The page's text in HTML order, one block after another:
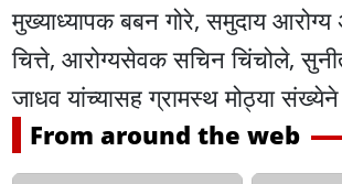
मुख्याध्यापक बबन गोरे, समुदाय
चित्ते, आरोग्यसेवक सचिन चिंचोले,
जाधव यांच्यासह ग्रामस्थ मोठ्या
From around the web